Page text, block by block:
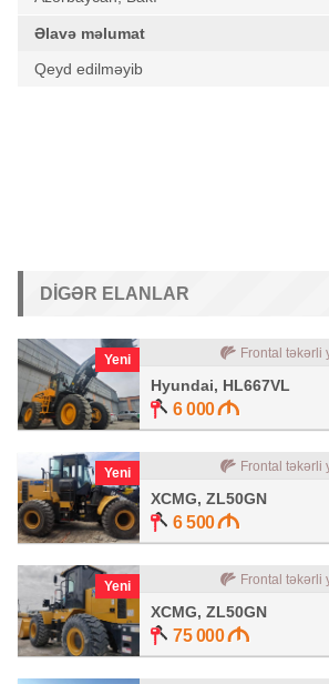
Əlavə məlumat
Qeyd edilməyib
DIGƏR ELANLAR
Yeni Frontal təkərli
Hyundai, HL667VL
6 000
Yeni Frontal təkərli
XCMG, ZL50GN
6 500
Yeni Frontal təkərli
XCMG, ZL50GN
75 000